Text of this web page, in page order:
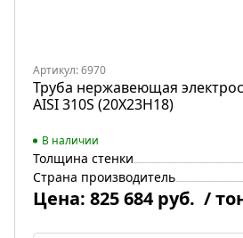
Артикул: 6970
Труба нержавеющая
AISI 310S (20Х23Н18)
В наличии
Толщина стенки
Страна производитель
Цена: 825 684 руб. /